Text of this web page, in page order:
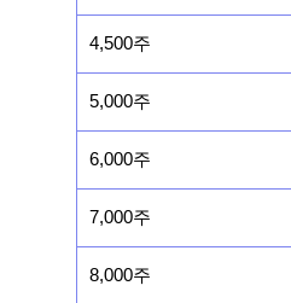
4,500주
5,000주
6,000주
7,000주
8,000주